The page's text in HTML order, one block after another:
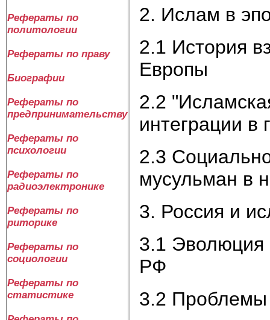
Рефераты по
политологии
Рефераты по праву
Биографии
Рефераты по
предпринимательству
Рефераты по
психологии
Рефераты по
радиоэлектронике
Рефераты по
риторике
Рефераты по
социологии
Рефераты по
статистике
2. Ислам в
2.1 История
Европы
2.2
интеграции в
2.3
мусульман в
3. Россия и
3.1 Эволюция
РФ
3.2 Проблемы